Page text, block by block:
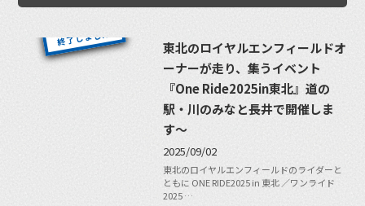
東北のロイヤルエンフィールドオ
ーナーが走り、集うイベント
『One Ride2025in東北』道の
駅・川のみなと長井で開催しま
す〜
2025/09/02
東北のロイヤルエンフィールドのライダーと
ともに ONE RIDE2025 in 東北 ／ワンライド
2025 …